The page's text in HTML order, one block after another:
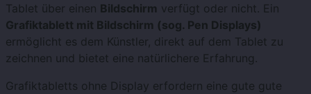
Tablet über einen Bildschirm verfügt oder nicht. Ein
Grafiktablett mit Bildschirm (sog. Pen Displays)
ermöglicht es dem Künstler, direkt auf dem Tablet zu
zeichnen und bietet eine natürlichere Erfahrung.
Grafiktabletts ohne Display erfordern eine gute gute